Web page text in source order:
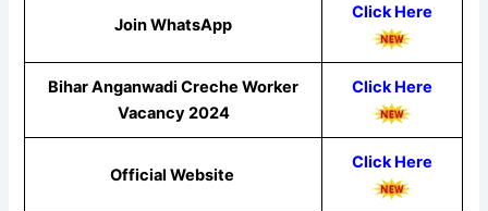
Join WhatsApp
Click Here
Bihar Anganwadi Creche Worker
Vacancy 2024
Click Here
Official Website
Click Here